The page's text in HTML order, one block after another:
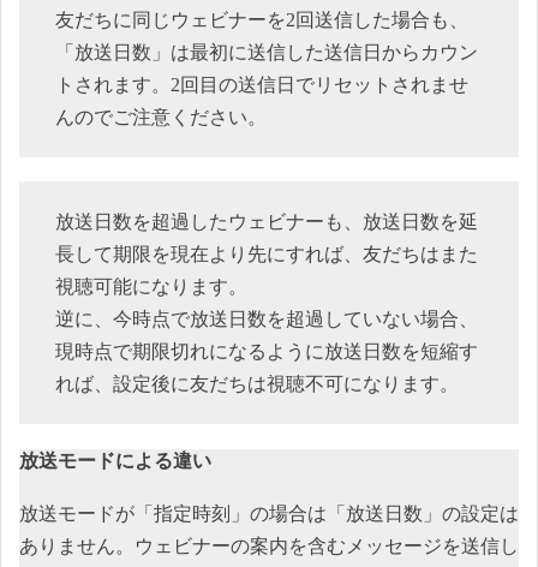
友だちに同じウェビナーを2回送信した場合も、
「放送日数」は最初に送信した送信日からカウン
トされます。2回目の送信日でリセットされませ
んのでご注意ください。
放送日数を超過したウェビナーも、放送日数を延
長して期限を現在より先にすれば、友だちはまた
視聴可能になります。
逆に、今時点で放送日数を超過していない場合、
現時点で期限切れになるように放送日数を短縮す
れば、設定後に友だちは視聴不可になります。
放送モードによる違い
放送モードが「指定時刻」の場合は「放送日数」の設定は
ありません。ウェビナーの案内を含むメッセージを送信し